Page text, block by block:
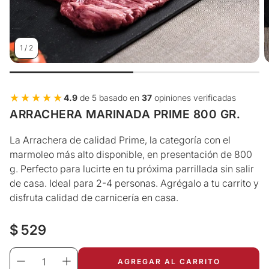
1 / 2
★★★★★
★★★★★4.9 de 5 basado en 37 opiniones verificadas
ARRACHERA MARINADA PRIME 800 GR.
La Arrachera de calidad Prime, la categoría con el
marmoleo más alto disponible, en presentación de 800
g. Perfecto para lucirte en tu próxima parrillada sin salir
de casa. Ideal para 2-4 personas. Agrégalo a tu carrito y
disfruta calidad de carnicería en casa.
Precio
regular
$ 529
AGREGAR AL CARRITO